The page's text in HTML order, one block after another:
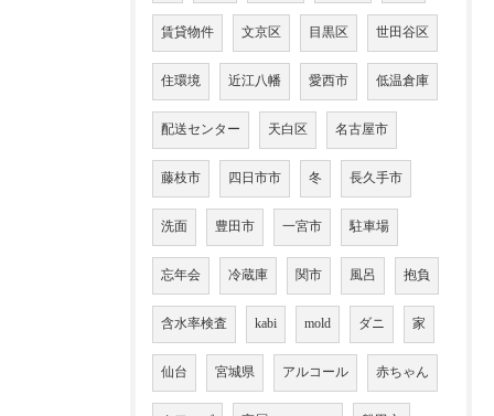
賃貸物件 文京区 目黒区 世田谷区
住環境 近江八幡 愛西市 低温倉庫
配送センター 天白区 名古屋市
藤枝市 四日市市 冬 長久手市
洗面 豊田市 一宮市 駐車場
忘年会 冷蔵庫 関市 風呂 抱負
含水率検査 kabi mold ダニ 家
仙台 宮城県 アルコール 赤ちゃん